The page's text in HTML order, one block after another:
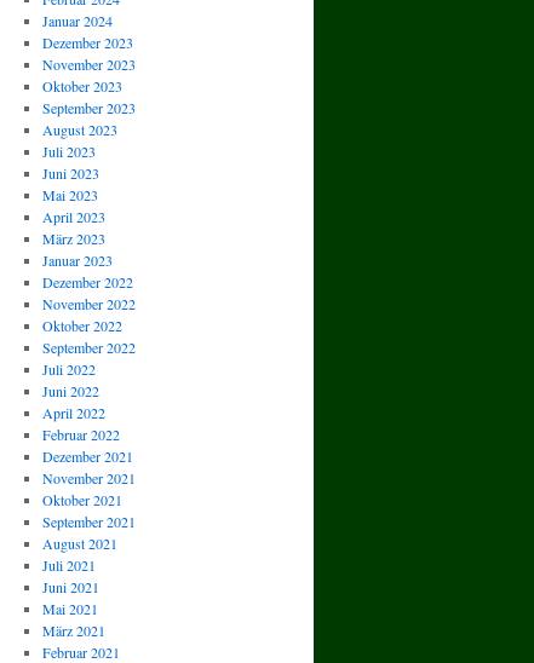
Januar 2024
Dezember 2023
November 2023
Oktober 2023
September 2023
August 2023
Juli 2023
Juni 2023
Mai 2023
April 2023
März 2023
Januar 2023
Dezember 2022
November 2022
Oktober 2022
September 2022
Juli 2022
Juni 2022
April 2022
Februar 2022
Dezember 2021
November 2021
Oktober 2021
September 2021
August 2021
Juli 2021
Juni 2021
Mai 2021
März 2021
Februar 2021